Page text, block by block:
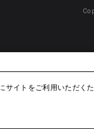
サイトをご利用いただく